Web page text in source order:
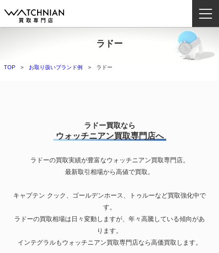
ウォッチニアン買取専門店とは？
ブランドから探す
お役立ち情報
0120-954-800
ラドー
TOP お取り扱いブランド例 ラドー
ラドー買取なら
ウォッチニアン買取専門店へ
ラドーの買取実績が豊富なウォッチニアン買取専門店。
最新取引相場から高値で買取。
キャプテン クック、ゴールデンホース、トゥルーなど買取強化中で
す。
ラドーの買取相場は日々変動しますが、年々高騰している傾向があ
ります。
インテグラルもウォッチニアン買取専門店なら高価買取します。